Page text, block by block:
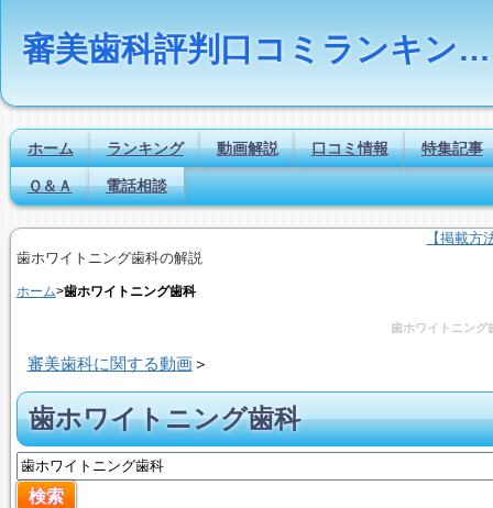
審美歯科評判口コミランキングの比較検索とは｜Dr.NAVI
ホーム ランキング 動画解説 口コミ情報 特集記事
Ｑ＆Ａ 電話相談
【掲載方
歯ホワイトニング歯科の解説
ホーム>歯ホワイトニング歯科
歯ホワイトニング
審美歯科に関する動画＞
歯ホワイトニング歯科